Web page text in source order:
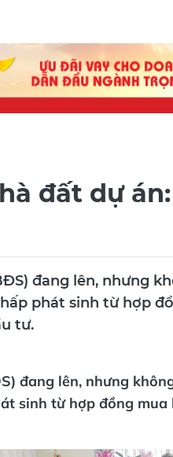
đất dự
đang lên, nhưng
phát sinh từ hợp
tư.
đang lên, nhưng
sinh từ hợp đồng